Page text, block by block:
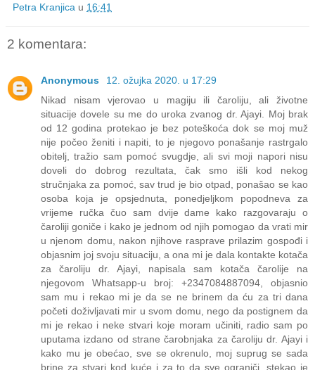
Petra Kranjica u 16:41
2 komentara:
Anonymous
12. ožujka 2020. u 17:29
Nikad nisam vjerovao u magiju ili čaroliju, ali životne
situacije dovele su me do uroka zvanog dr. Ajayi. Moj brak
od 12 godina protekao je bez poteškoća dok se moj muž
nije počeo ženiti i napiti, to je njegovo ponašanje rastrgalo
obitelj, tražio sam pomoć svugdje, ali svi moji napori nisu
doveli do dobrog rezultata, čak smo išli kod nekog
stručnjaka za pomoć, sav trud je bio otpad, ponašao se kao
osoba koja je opsjednuta, ponedjeljkom popodneva za
vrijeme ručka čuo sam dvije dame kako razgovaraju o
čaroliji goniče i kako je jednom od njih pomogao da vrati mir
u njenom domu, nakon njihove rasprave prilazim gospođi i
objasnim joj svoju situaciju, a ona mi je dala kontakte kotača
za čaroliju dr. Ajayi, napisala sam kotača čarolije na
njegovom Whatsapp-u broj: +2347084887094, objasnio
sam mu i rekao mi je da se ne brinem da ću za tri dana
početi doživljavati mir u svom domu, nego da postignem da
mi je rekao i neke stvari koje moram učiniti, radio sam po
uputama izdano od strane čarobnjaka za čaroliju dr. Ajayi i
kako mu je obećao, sve se okrenulo, moj suprug se sada
brine za stvari kod kuće i za to da sve ograniči, stekao je